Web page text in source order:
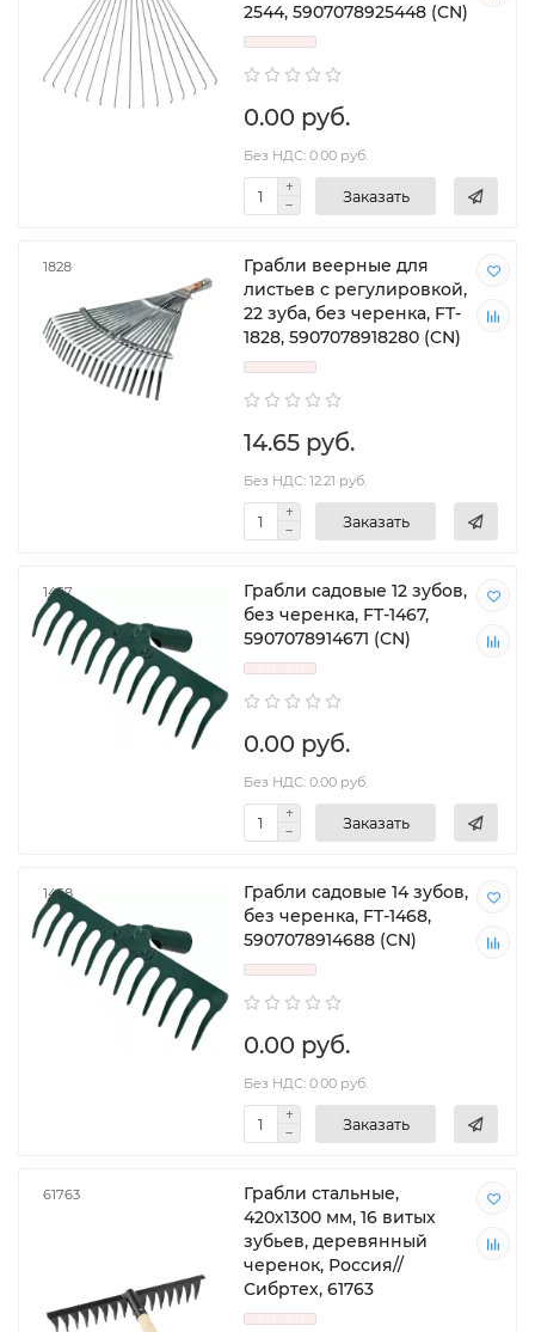
2544, 5907078925448 (CN)
0.00 руб.
Без НДС: 0.00 руб.
Заказать
1828
Грабли веерные для
листьев с регулировкой,
22 зуба, без черенка, FT-
1828, 5907078918280 (CN)
14.65 руб.
Без НДС: 12.21 руб.
Заказать
1467
Грабли садовые 12 зубов,
без черенка, FT-1467,
5907078914671 (CN)
0.00 руб.
Без НДС: 0.00 руб.
Заказать
1468
Грабли садовые 14 зубов,
без черенка, FT-1468,
5907078914688 (CN)
0.00 руб.
Без НДС: 0.00 руб.
Заказать
61763
Грабли стальные,
420х1300 мм, 16 витых
зубьев, деревянный
черенок, Россия//
Сибртех, 61763